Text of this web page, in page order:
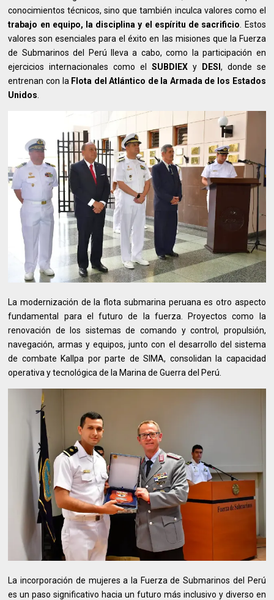
conocimientos técnicos, sino que también inculca valores como el
trabajo en equipo, la disciplina y el espíritu de sacrificio . Estos
valores son esenciales para el éxito en las misiones que la Fuerza
de Submarinos del Perú lleva a cabo, como la participación en
ejercicios internacionales como el SUBDIEX y DESI , donde se
entrenan con la Flota del Atlántico de la Armada de los Estados
Unidos
La modernización de la flota submarina peruana es otro aspecto
fundamental para el futuro de la fuerza. Proyectos como la
renovación de los sistemas de comando y control, propulsión,
navegación, armas y equipos, junto con el desarrollo del sistema
de combate Kallpa por parte de SIMA, consolidan la capacidad
operativa y tecnológica de la Marina de Guerra del Perú.
La incorporación de mujeres a la Fuerza de Submarinos del Perú
es un paso significativo hacia un futuro más inclusivo y diverso en